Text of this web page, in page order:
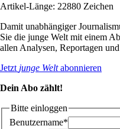
Artikel-Länge: 22880 Zeichen
Damit unabhängiger
Sie die junge Welt mit einem
allen Analysen, Reportagen
Jetzt junge Weltabonnieren
Dein Abo zählt!
Bitte einloggen
Benutzername*